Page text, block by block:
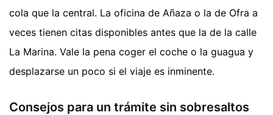
cola que la central. La oficina de Añaza o la de Ofra a
veces tienen citas disponibles antes que la de la calle
La Marina. Vale la pena coger el coche o la guagua y
desplazarse un poco si el viaje es inminente.
Consejos para un trámite sin sobresaltos